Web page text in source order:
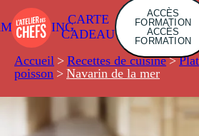
CARTE
CADEAU
ACCÈS
FORMATION
ACCÈS
FORMATION
Accueil > Recettes de cuisine >
poisson > Navarin de la mer